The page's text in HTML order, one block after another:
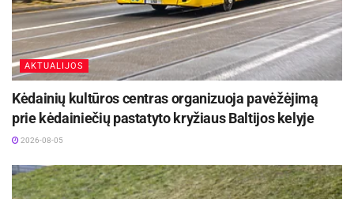
AKTUALIJOS
Kėdainių kultūros centras organizuoja pavėžėjimą
prie kėdainiečių pastatyto kryžiaus Baltijos kelyje
2026-08-05